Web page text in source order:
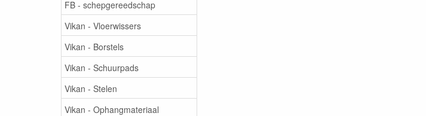
FB - schepgereedschap
Vikan - Vloerwissers
Vikan - Borstels
Vikan - Schuurpads
Vikan - Stelen
Vikan - Ophangmateriaal